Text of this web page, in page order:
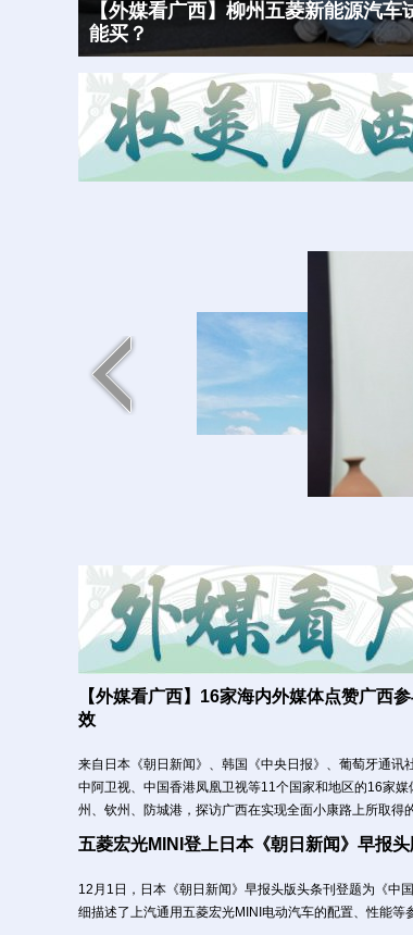
【外媒看广西】柳州五菱新能源汽
能买？
【外媒看广西】16家海内外媒体点赞广西
效
来自日本《朝日新闻》、韩国《中央日报》、葡萄牙通
中阿卫视、中国香港凤凰卫视等11个国家和地区的16家
州、钦州、防城港，探访广西在实现全面小康路上所取得
五菱宏光MINI登上日本《朝日新闻》早报
12月1日，日本《朝日新闻》早报头版头条刊登题为《中
细描述了上汽通用五菱宏光MINI电动汽车的配置、性能等